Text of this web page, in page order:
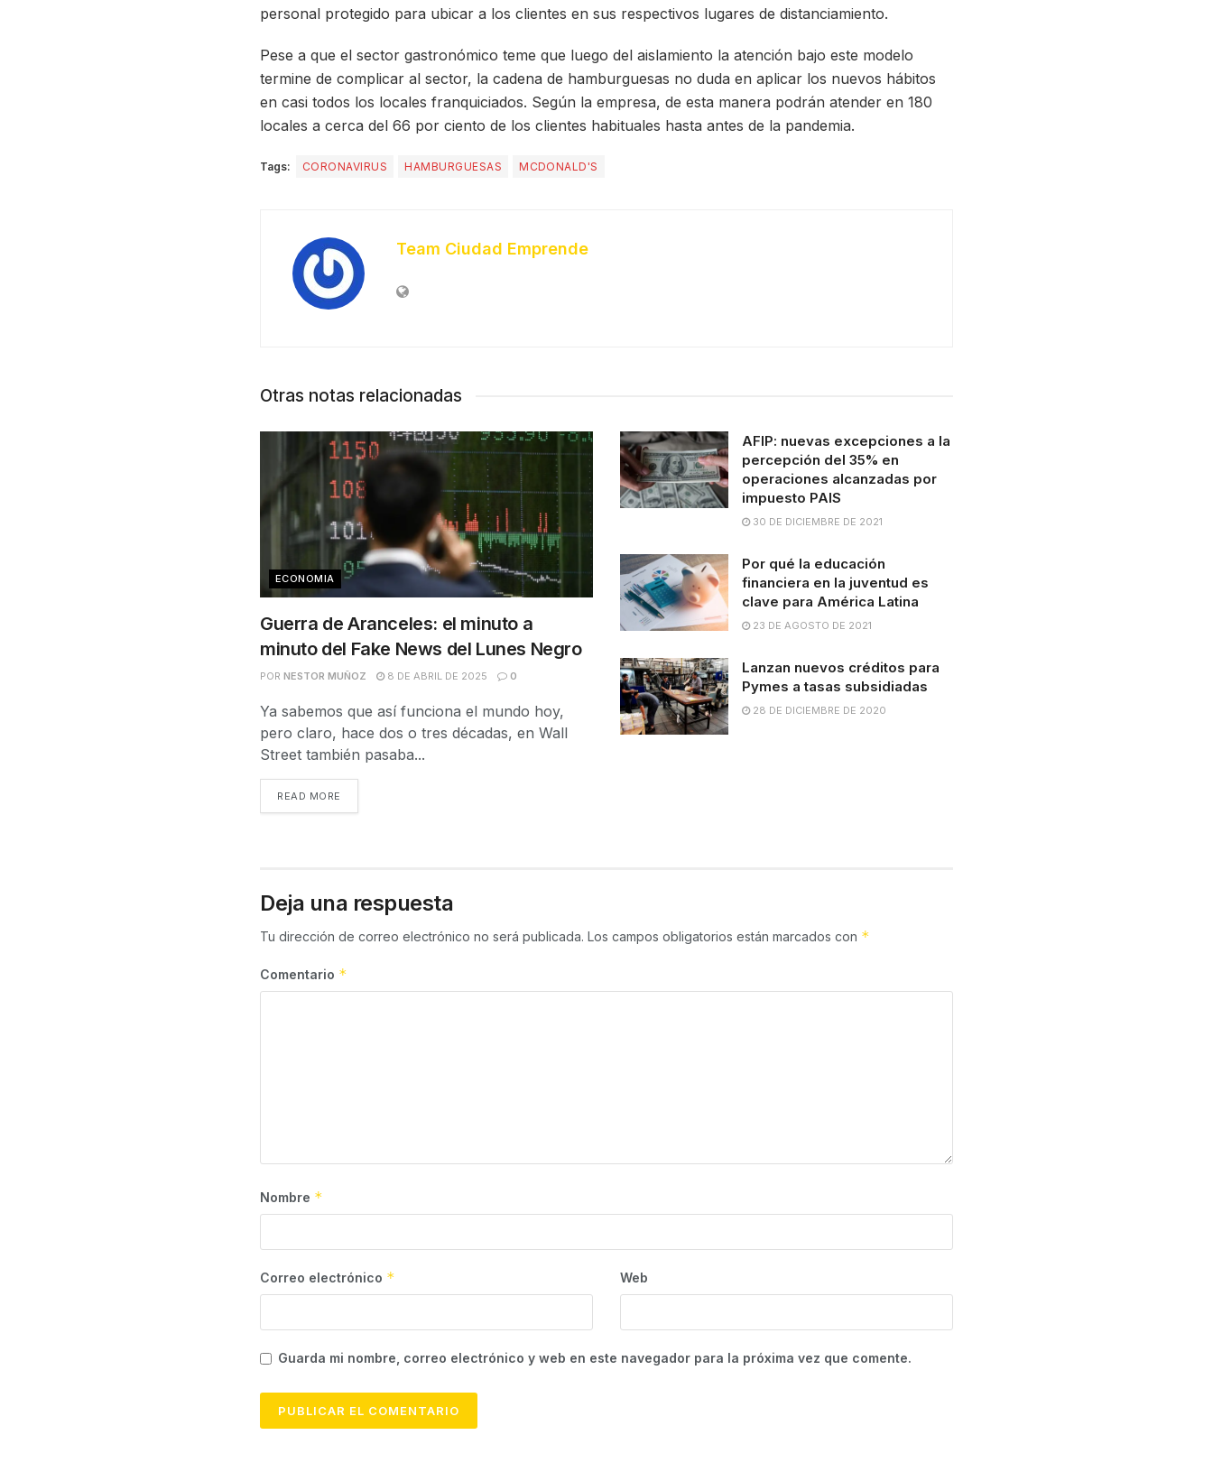
personal protegido para ubicar a los clientes en sus respectivos lugares de distanciamiento.
Pese a que el sector gastronómico teme que luego del aislamiento la atención bajo este modelo
termine de complicar al sector, la cadena de hamburguesas no duda en aplicar los nuevos hábitos
en casi todos los locales franquiciados. Según la empresa, de esta manera podrán atender en 180
locales a cerca del 66 por ciento de los clientes habituales hasta antes de la pandemia.
Tags: CORONAVIRUS HAMBURGUESAS MCDONALD'S
Team Ciudad Emprende
Otras notas relacionadas
ECONOMIA
Guerra de Aranceles: el minuto a
minuto del Fake News del Lunes Negro
POR NESTOR MUÑOZ 8 DE ABRIL DE 2025 0
Ya sabemos que así funciona el mundo hoy,
pero claro, hace dos o tres décadas, en Wall
Street también pasaba...
READ MORE
AFIP: nuevas excepciones a la
percepción del 35% en
operaciones alcanzadas por
impuesto PAIS
30 DE DICIEMBRE DE 2021
Por qué la educación
financiera en la juventud es
clave para América Latina
23 DE AGOSTO DE 2021
Lanzan nuevos créditos para
Pymes a tasas subsidiadas
28 DE DICIEMBRE DE 2020
Deja una respuesta
Tu dirección de correo electrónico no será publicada. Los campos obligatorios están marcados con *
Comentario *
Nombre *
Correo electrónico * Web
Guarda mi nombre, correo electrónico y web en este navegador para la próxima vez que comente.